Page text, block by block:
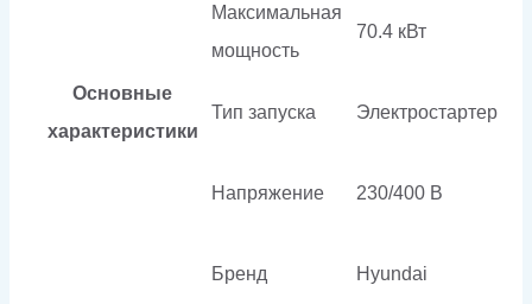
Основные
характеристики
Максимальная
мощность
70.4 кВт
Тип запуска Электростартер
Напряжение 230/400 В
Бренд Hyundai